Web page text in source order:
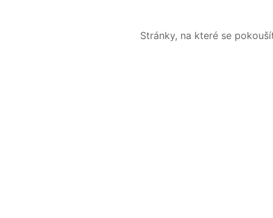
Stránky, na které se